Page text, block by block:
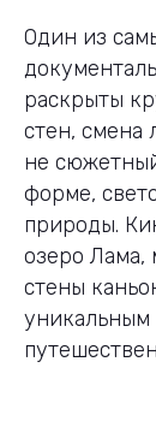
Один из
раскрыты
стен, смена
не
форме,
природы.
озеро Лама,
стены
уникальным